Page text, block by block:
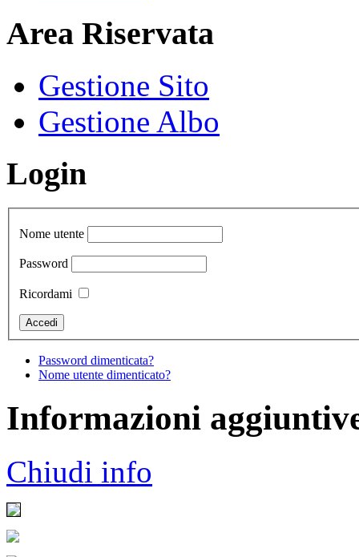
Area Riservata
Gestione Sito
Gestione Albo
Login
Nome utente
Password
Ricordami
Password dimenticata?
Nome utente dimenticato?
Informazioni
Chiudi info